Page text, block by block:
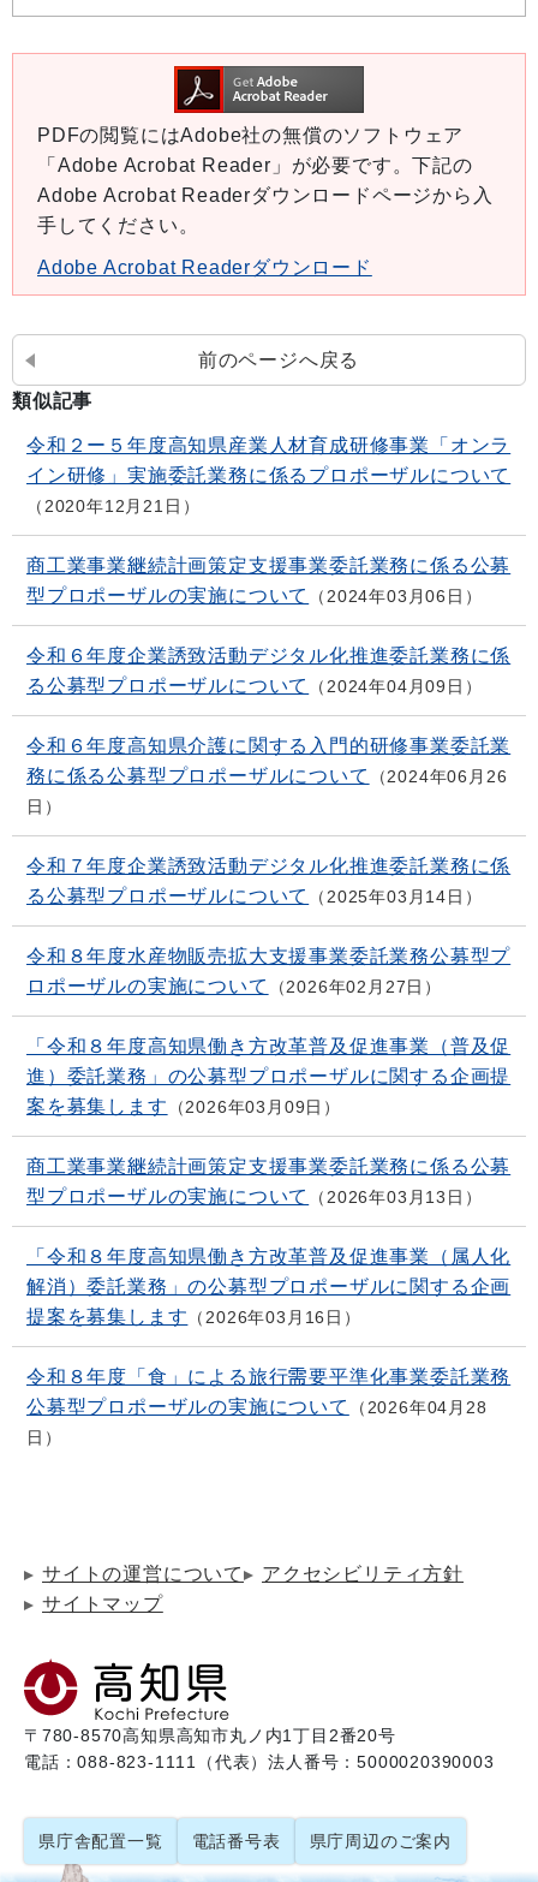
PDFの閲覧にはAdobe社の無償のソフトウェア
「Adobe Acrobat Reader」が必要です。下記の
Adobe Acrobat Readerダウンロードページから入
手してください。
Adobe Acrobat Readerダウンロード
前のページへ戻る
類似記事
令和２ー５年度高知県産業人材育成研修事業「オンラ
イン研修」実施委託業務に係るプロポーザルについて
2020年12月21日
商工業事業継続計画策定支援事業委託業務に係る公募
型プロポーザルの実施について
2024年03月06日
令和６年度企業誘致活動デジタル化推進委託業務に係
る公募型プロポーザルについて
2024年04月09日
令和６年度高知県介護に関する入門的研修事業委託業
務に係る公募型プロポーザルについて
2024年06月26
日
令和７年度企業誘致活動デジタル化推進委託業務に係
る公募型プロポーザルについて
2025年03月14日
令和８年度水産物販売拡大支援事業委託業務公募型プ
ロポーザルの実施について
2026年02月27日
「令和８年度高知県働き方改革普及促進事業（普及促
進）委託業務」の公募型プロポーザルに関する企画提
案を募集します
2026年03月09日
商工業事業継続計画策定支援事業委託業務に係る公募
型プロポーザルの実施について
2026年03月13日
「令和８年度高知県働き方改革普及促進事業（属人化
解消）委託業務」の公募型プロポーザルに関する企画
提案を募集します
2026年03月16日
令和８年度「食」による旅行需要平準化事業委託業務
公募型プロポーザルの実施について
2026年04月28
日
サイトの運営について
アクセシビリティ方針
サイトマップ
〒780-8570高知県高知市丸ノ内1丁目2番20号
電話：088-823-1111（代表）法人番号：5000020390003
県庁舎配置一覧 電話番号表 県庁周辺のご案内